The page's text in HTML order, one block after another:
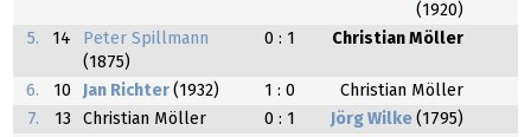
(1920)
5.
14
Peter Spillmann
(1875)
0 : 1 Christian Möller
6. 10 Jan Richter (1932) 1 : 0
Christian Möller
7.
13 Christian Möller 0 : 1 Jörg Wilke (1795)